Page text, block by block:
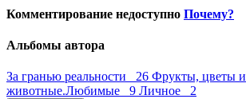
Комментирование недоступно Почему?
Альбомы автора
За гранью реальности 26 Фрукты, цветы и
животные.Любимые 9 Личное 2